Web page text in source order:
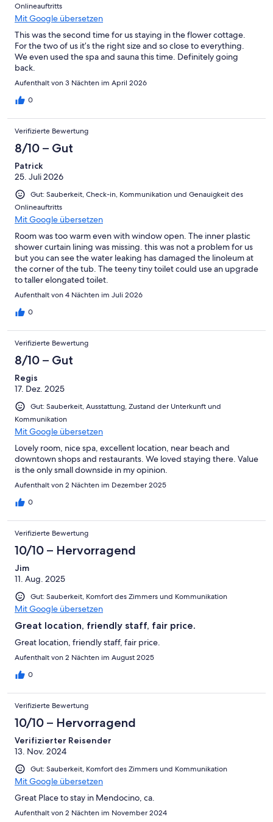
Onlineauftritts
Mit Google übersetzen
This was the second time for us staying in the flower cottage.
For the two of us it’s the right size and so close to everything.
We even used the spa and sauna this time. Definitely going
back.
Aufenthalt von 3 Nächten im April 2026
0
Verifizierte Bewertung
8/10 – Gut
Patrick
25. Juli 2026
Gut: Sauberkeit, Check-in, Kommunikation und Genauigkeit des
Onlineauftritts
Mit Google übersetzen
Room was too warm even with window open. The inner plastic
shower curtain lining was missing. this was not a problem for us
but you can see the water leaking has damaged the linoleum at
the corner of the tub. The teeny tiny toilet could use an upgrade
to taller elongated toilet.
Aufenthalt von 4 Nächten im Juli 2026
0
Verifizierte Bewertung
8/10 – Gut
Regis
17. Dez. 2025
Gut: Sauberkeit, Ausstattung, Zustand der Unterkunft und
Kommunikation
Mit Google übersetzen
Lovely room, nice spa, excellent location, near beach and
downtown shops and restaurants. We loved staying there. Value
is the only small downside in my opinion.
Aufenthalt von 2 Nächten im Dezember 2025
0
Verifizierte Bewertung
10/10 – Hervorragend
Jim
11. Aug. 2025
Gut: Sauberkeit, Komfort des Zimmers und Kommunikation
Mit Google übersetzen
Great location, friendly staff, fair price.
Great location, friendly staff, fair price.
Aufenthalt von 2 Nächten im August 2025
0
Verifizierte Bewertung
10/10 – Hervorragend
Verifizierter Reisender
13. Nov. 2024
Gut: Sauberkeit, Komfort des Zimmers und Kommunikation
Mit Google übersetzen
Great Place to stay in Mendocino, ca.
Aufenthalt von 2 Nächten im November 2024